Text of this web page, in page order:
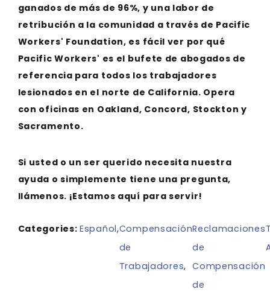
ganados de más de 96%, y una labor de
retribución a la comunidad a través de Pacific
Workers' Foundation, es fácil ver por qué
Pacific Workers' es el bufete de abogados de
referencia para todos los trabajadores
lesionados en el norte de California. Opera
con oficinas en Oakland, Concord, Stockton y
Sacramento.
Si usted o un ser querido necesita nuestra
ayuda o simplemente tiene una pregunta,
llámenos. ¡Estamos aquí para servir!
Categories:Español,Compensación
de
Trabajadores,
Reclamaciones
de
Compensación
de